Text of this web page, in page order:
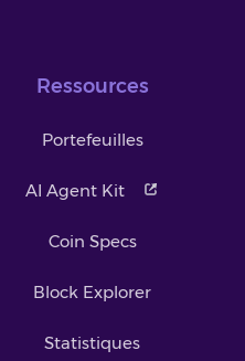
Ressources
Portefeuilles
AI Agent Kit
Coin Specs
Block Explorer
Statistiques